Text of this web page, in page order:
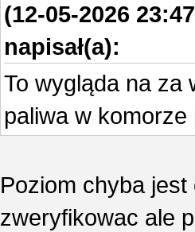
(12-05-2026
napisał(a):
To wygląda na za
paliwa w komorze
Poziom chyba
zweryfikowac ale